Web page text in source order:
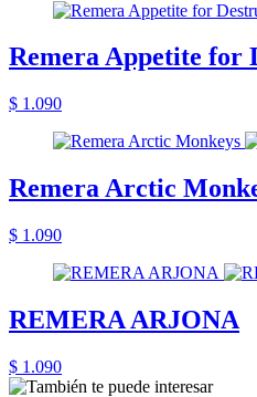
Remera Appetite for
$ 1.090
Remera Arctic
$ 1.090
REMERA ARJONA
$ 1.090